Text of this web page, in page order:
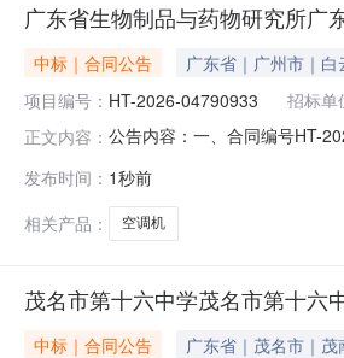
广东省生物制品与药物研究所广
中标｜合同公告 广东省｜广州市｜白
项目编号： HT-2026-04790933 招标单
正文内容： 公告内容：一、合同编号HT-
州现代通用电子有限公司地址
发布时间： 1秒前
相关产品：
空调机
茂名市第十六中学茂名市第十六
中标｜合同公告 广东省｜茂名市｜茂